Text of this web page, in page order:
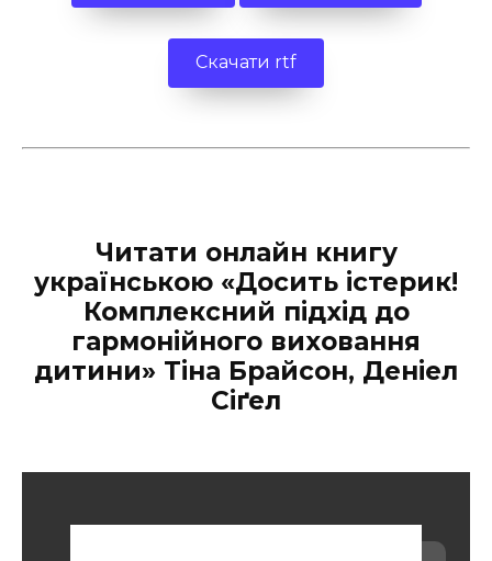
Скачати rtf
Читати онлайн книгу
українською «Досить істерик!
Комплексний підхід до
гармонійного виховання
дитини» Тіна Брайсон, Деніел
Сіґел